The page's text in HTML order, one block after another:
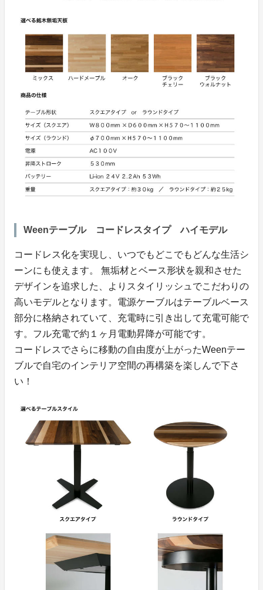
Weenテーブル コードレスタイプ ハイモデル
コードレス化を実現し、いつでもどこでもどんな生活シ
ーンにも使えます。 無垢材とベース形状を親和させた
デザインを追求した、よりスタイリッシュでこだわりの
高いモデルとなります。電源ケーブルはテーブルベース
部分に格納されていて、充電時に引き出して充電可能で
す。フル充電で約１ヶ月電動昇降が可能です。
コードレスでさらに移動の自由度が上がったWeenテー
ブルで自宅のインテリア空間の再構築を楽しんで下さ
い！